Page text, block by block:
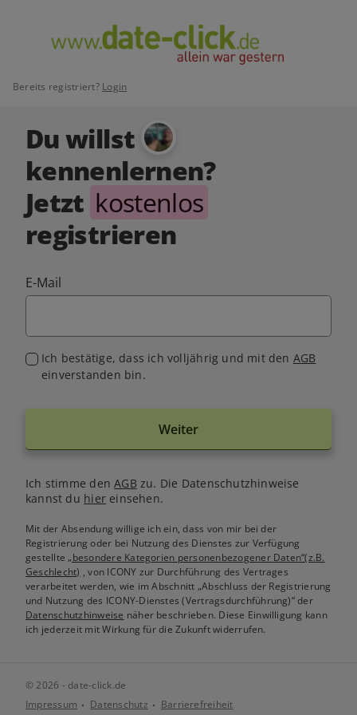
Bereits registriert? Login
Du willst
kennenlernen?
Jetzt kostenlos
registrieren
E-Mail
Ich bestätige, dass ich volljährig und mit den AGB
einverstanden bin.
Weiter
Ich stimme denAGB zu. Die Datenschutzhinweise
kannst du hiereinsehen.
Mit der Absendung willige ich ein, dass von mir bei der
Registrierung oder bei Nutzung des Dienstes zur Verfügung
gestellte„besondere Kategorien personenbezogener Daten“(z.B.
Geschlecht) , von ICONY zur Durchführung des Vertrages
verarbeitet werden, wie im Abschnitt „Abschluss der Registrierung
und Nutzung des ICONY-Dienstes (Vertragsdurchführung)“ der
Datenschutzhinweise näher beschrieben. Diese Einwilligung kann
ich jederzeit mit Wirkung für die Zukunft widerrufen.
© 2026 - date-click.de
Impressum
Datenschutz Barrierefreiheit